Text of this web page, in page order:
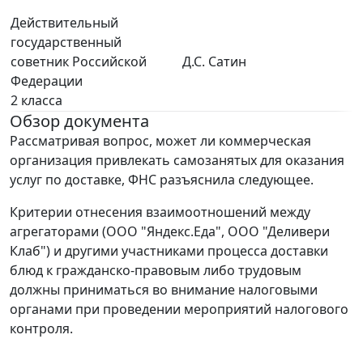
Действительный
государственный
советник Российской
Федерации
2 класса
Д.С. Сатин
Обзор документа
Рассматривая вопрос, может ли коммерческая
организация привлекать самозанятых для оказания
услуг по доставке, ФНС разъяснила следующее.
Критерии отнесения взаимоотношений между
агрегаторами (ООО "Яндекс.Еда", ООО "Деливери
Клаб") и другими участниками процесса доставки
блюд к гражданско-правовым либо трудовым
должны приниматься во внимание налоговыми
органами при проведении мероприятий налогового
контроля.